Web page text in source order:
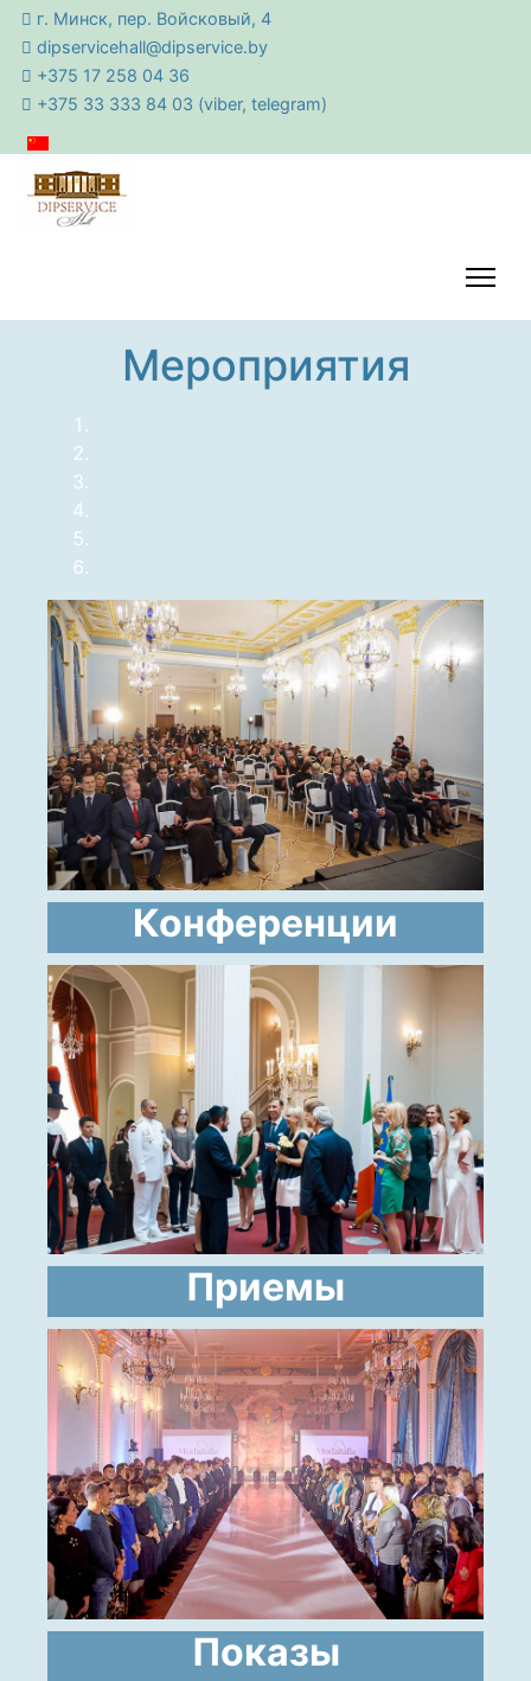
г. Минск, пер. Войсковый, 4
dipservicehall@dipservice.by
+375 17 258 04 36
+375 33 333 84 03 (viber, telegram)
Мероприятия
Конференции
Приемы
Показы